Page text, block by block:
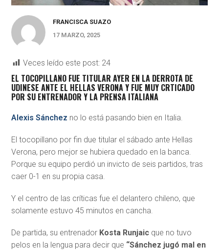
FRANCISCA SUAZO
17 MARZO, 2025
Veces leído este post: 24
EL TOCOPILLANO FUE TITULAR AYER EN LA DERROTA DE
UDINESE ANTE EL HELLAS VERONA Y FUE MUY CRTICADO
POR SU ENTRENADOR Y LA PRENSA ITALIANA
Alexis Sánchez no lo está pasando bien en Italia.
El tocopillano por fin due titular el sábado ante Hellas
Verona, pero mejor se hubiera quedado en la banca.
Porque su equipo perdió un invicto de seis partidos, tras
caer 0-1 en su propia casa.
Y el centro de las críticas fue el delantero chileno, que
solamente estuvo 45 minutos en cancha.
De partida, su entrenador Kosta Runjaic que no tuvo
pelos en la lengua para decir que “Sánchez jugó mal en